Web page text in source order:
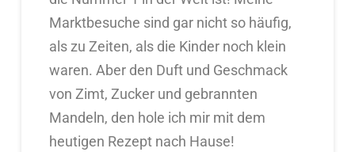
Marktbesuche sind gar nicht so häufig,
als zu Zeiten, als die Kinder noch klein
waren. Aber den Duft und Geschmack
von Zimt, Zucker und gebrannten
Mandeln, den hole ich mir mit dem
heutigen Rezept nach Hause!